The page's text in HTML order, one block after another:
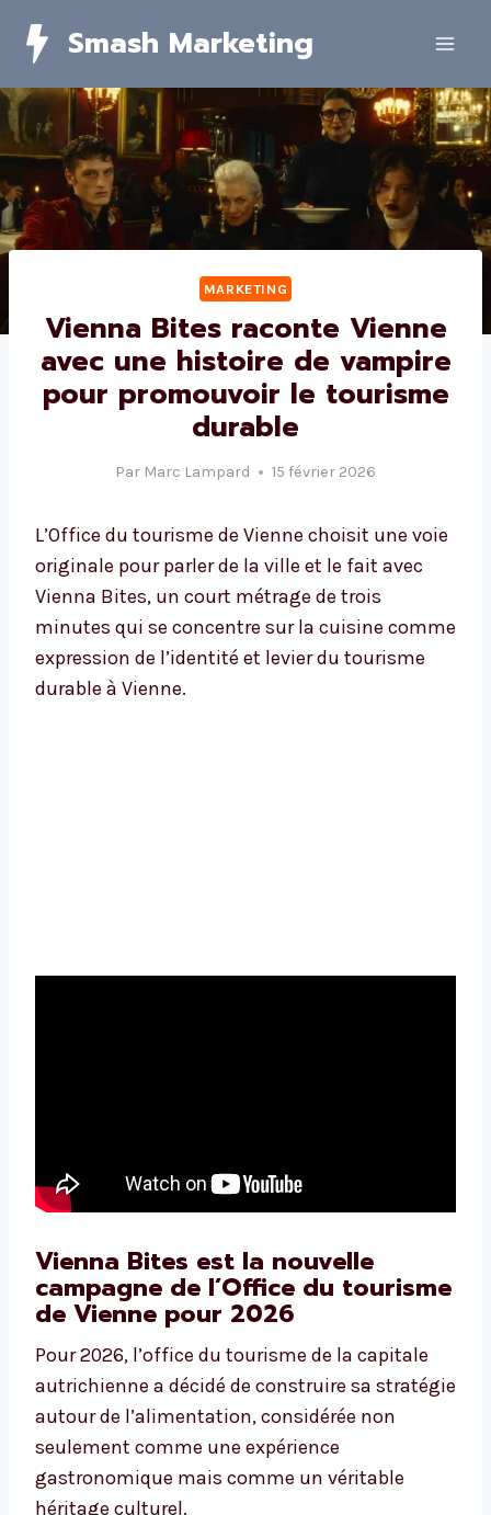
Smash Marketing
MARKETING
Vienna Bites raconte Vienne
avec une histoire de vampire
pour promouvoir le tourisme
durable
Par Marc Lampard 15 février 2026
L’Office du tourisme de Vienne choisit une voie
originale pour parler de la ville et le fait avec
Vienna Bites, un court métrage de trois
minutes qui se concentre sur la cuisine comme
expression de l’identité et levier du tourisme
durable à Vienne.
Vienna Bites est la nouvelle
campagne de l’Office du tourisme
de Vienne pour 2026
Pour 2026, l’office du tourisme de la capitale
autrichienne a décidé de construire sa stratégie
autour de l’alimentation, considérée non
seulement comme une expérience
gastronomique mais comme un véritable
héritage culturel.